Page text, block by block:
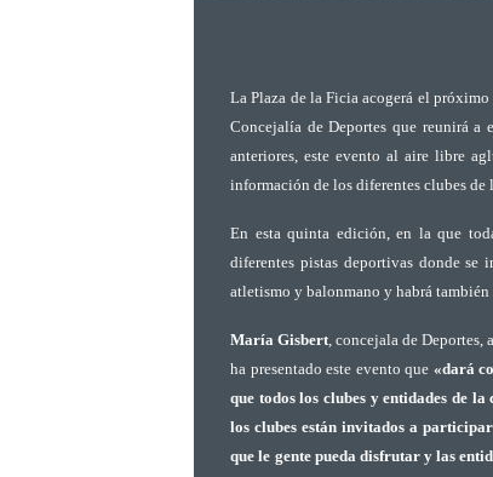
La Plaza de la Ficia acogerá el
Concejalía de Deportes que reunirá a
anteriores, este evento al aire libre
información de los diferentes clubes de
En esta quinta edición, en la que
diferentes pistas deportivas donde se
atletismo y balonmano y habrá
María Gisbert, concejala de Deportes,
ha presentado este evento que «dará
que todos los clubes y entidades de
los clubes están invitados a
que le gente pueda disfrutar y las